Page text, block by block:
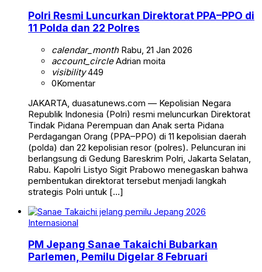
Polri Resmi Luncurkan Direktorat PPA–PPO di
11 Polda dan 22 Polres
calendar_monthRabu, 21 Jan 2026
account_circleAdrian moita
visibility449
0Komentar
JAKARTA, duasatunews.com — Kepolisian Negara
Republik Indonesia (Polri) resmi meluncurkan Direktorat
Tindak Pidana Perempuan dan Anak serta Pidana
Perdagangan Orang (PPA–PPO) di 11 kepolisian daerah
(polda) dan 22 kepolisian resor (polres). Peluncuran ini
berlangsung di Gedung Bareskrim Polri, Jakarta Selatan,
Rabu. Kapolri Listyo Sigit Prabowo menegaskan bahwa
pembentukan direktorat tersebut menjadi langkah
strategis Polri untuk […]
Internasional
PM Jepang Sanae Takaichi Bubarkan
Parlemen, Pemilu Digelar 8 Februari